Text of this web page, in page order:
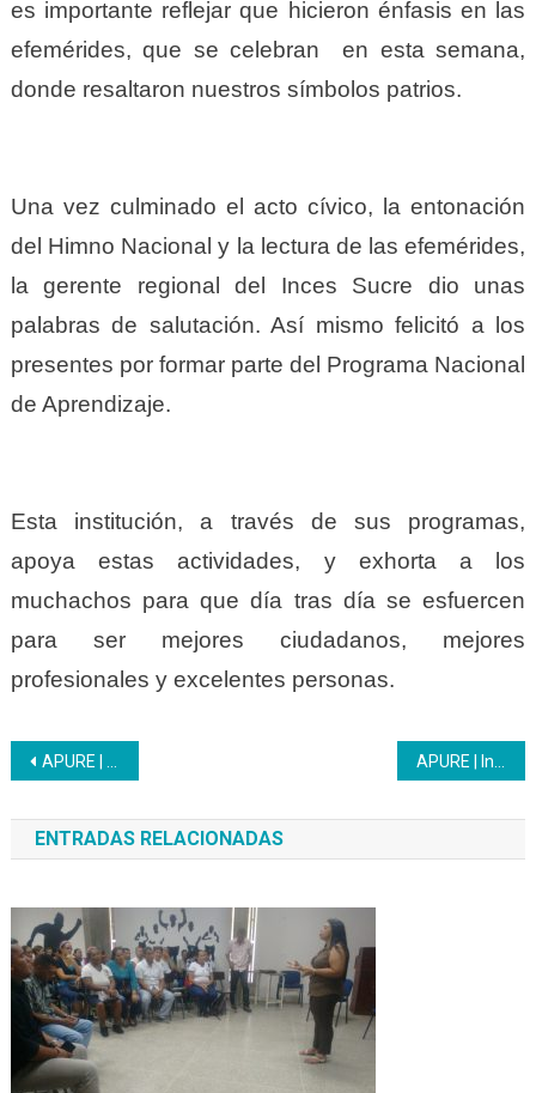
es importante reflejar que hicieron énfasis en las
efemérides, que se celebran en esta semana,
donde resaltaron nuestros símbolos patrios.
Una vez culminado el acto cívico, la entonación
del Himno Nacional y la lectura de las efemérides,
la gerente regional del Inces Sucre dio unas
palabras de salutación. Así mismo felicitó a los
presentes por formar parte del Programa Nacional
de Aprendizaje.
Esta institución, a través de sus programas,
apoya estas actividades, y exhorta a los
muchachos para que día tras día se esfuercen
para ser mejores ciudadanos, mejores
profesionales y excelentes personas.
Navegación
de
entradas
APURE | El centro de formación socialista San Fernando graduó la primera cohorte de Oratoria
ENTRADAS RELACIONADAS